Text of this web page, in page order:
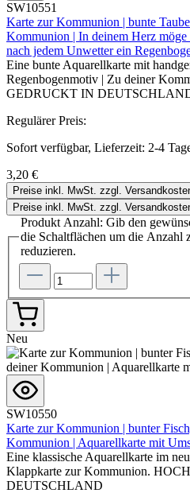
SW10551
Karte zur Kommunion | bunte
Kommunion | In deinem Herz
nach jedem Unwetter ein
Eine bunte Aquarellkarte mit
Regenbogenmotiv | Zu deiner
GEDRUCKT IN
Regulärer Preis:
Sofort verfügbar, Lieferzeit: 2-4
3,20 €
Preise inkl. MwSt. zzgl.
Preise inkl. MwSt. zzgl.
Produkt Anzahl: Gib den
die Schaltflächen um die Anzahl
reduzieren.
Neu
SW10550
Karte zur Kommunion | bunter
Kommunion | Aquarellkarte mit
Eine klassische Aquarellkarte im
Klappkarte zur Kommunion.
DEUTSCHLAND